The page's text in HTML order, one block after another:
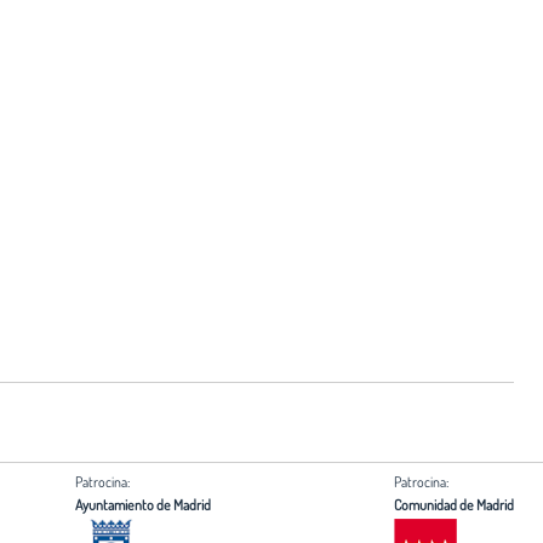
Patrocina:
Ayuntamiento de Madrid
Patrocina:
Comunidad de Madrid